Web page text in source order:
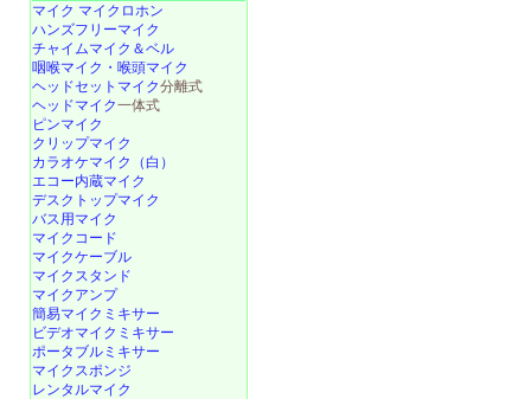
マイク マイクロホン
ハンズフリーマイク
チャイムマイク＆ベル
咽喉マイク・喉頭マイク
ヘッドセットマイク分離式
ヘッドマイク一体式
ピンマイク
クリップマイク
カラオケマイク（白）
エコー内蔵マイク
デスクトップマイク
バス用マイク
マイクコード
マイクケーブル
マイクスタンド
マイクアンプ
簡易マイクミキサー
ビデオマイクミキサー
ポータブルミキサー
マイクスポンジ
レンタルマイク